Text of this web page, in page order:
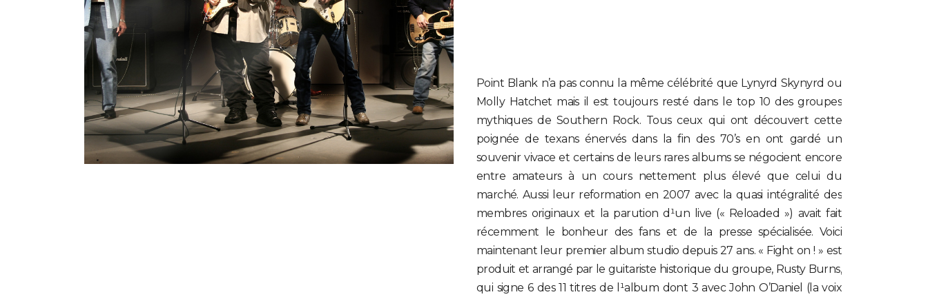
Point Blank n’a pas connu la même célébrité que Lynyrd Skynyrd ou
Molly Hatchet mais il est toujours resté dans le top 10 des groupes
mythiques de Southern Rock. Tous ceux qui ont découvert cette
poignée de texans énervés dans la fin des 70’s en ont gardé un
souvenir vivace et certains de leurs rares albums se négocient encore
entre amateurs à un cours nettement plus élevé que celui du
marché. Aussi leur reformation en 2007 avec la quasi intégralité des
membres originaux et la parution d¹un live (« Reloaded ») avait fait
récemment le bonheur des fans et de la presse spécialisée. Voici
maintenant leur premier album studio depuis 27 ans. « Fight on ! » est
produit et arrangé par le guitariste historique du groupe, Rusty Burns,
qui signe 6 des 11 titres de l¹album dont 3 avec John O’Daniel (la voix